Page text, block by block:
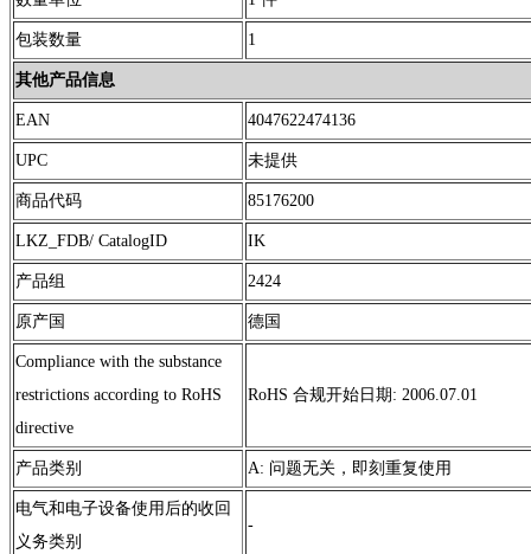
包装数量 1
其他产品信息
EAN 4047622474136
UPC 未提供
商品代码 85176200
LKZ_FDB/ CatalogID IK
产品组 2424
原产国 德国
Compliance with the substance
restrictions according to RoHS
directive
RoHS 合规开始日期: 2006.07.01
产品类别 A: 问题无关，即刻重复使用
电气和电子设备使用后的收回
义务类别
-